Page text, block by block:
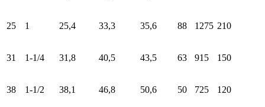
25 1 25,4 33,3 35,6 88 1275 210
31 1-1/4 31,8 40,5 43,5 63 915 150
38 1-1/2 38,1 46,8 50,6 50 725 120